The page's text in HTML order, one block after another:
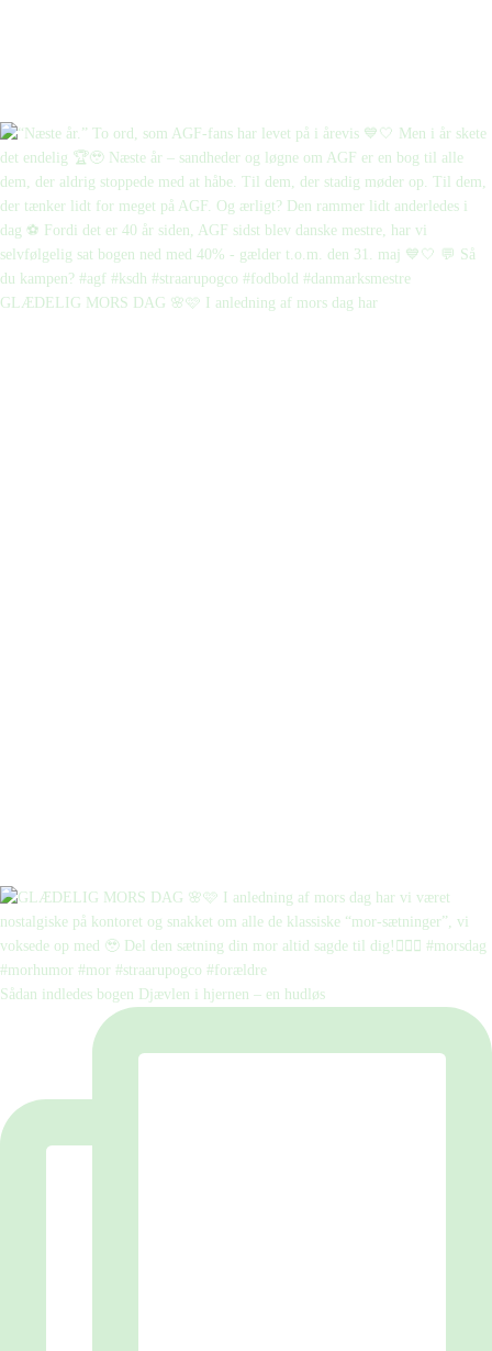
GLÆDELIG MORS DAG 🌸🩷 I anledning af mors dag har
Sådan indledes bogen Djævlen i hjernen – en hudløs